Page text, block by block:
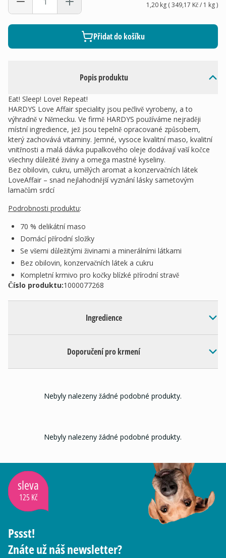
Popis produktu
Eat! Sleep! Love! Repeat!
HARDYS Love Affair speciality jsou pečlivě vyrobeny, a to
výhradně v Německu. Ve firmě HARDYS používáme nejraději
místní ingredience, jež jsou tepelně opracované způsobem,
který zachovává vitaminy. Jemné, vysoce kvalitní maso, kvalitní
vnitřnosti a malá dávka pupalkového oleje dodávají vaší kočce
všechny důležité živiny a omega mastné kyseliny.
Bez obilovin, cukru, umělých aromat a konzervačních látek
LoveAffair – snad nejlahodnější vyznání lásky sametovým
lamačům srdcí
Podrobnosti produktu:
70 % delikátní maso
Domácí přírodní složky
Se všemi důležitými živinami a minerálními látkami
Bez obilovin, konzervačních látek a cukru
Kompletní krmivo pro kočky blízké přírodní stravě
Číslo produktu:1000077268
Ingredience
Doporučení pro krmení
1,20 kg(349,17 Kč/ 1 kg)
Přidat do košíku
Nebyly nalezeny žádné podobné produkty.
Nebyly nalezeny žádné podobné produkty.
sleva
125 Kč
Pssst!
Znáte už náš newsletter?